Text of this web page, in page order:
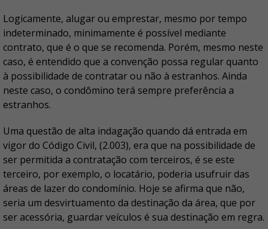
Logicamente, alugar ou emprestar, mesmo por tempo
indeterminado, minimamente é possível mediante
contrato, que é o que se recomenda. Porém, mesmo neste
caso, é entendido que a convenção possa regular quanto
à possibilidade de contratar ou não à estranhos. Ainda
neste caso, o condômino terá sempre preferência a
estranhos.
Uma questão de alta indagação quando dá entrada em
vigor do Código Civil, (2.003), era que na possibilidade de
ser permitida a contratação com terceiros, é se este
terceiro, por exemplo, o locatário, poderia usufruir das
áreas de lazer do condomínio. Hoje se afirma que não,
seria um desvirtuamento da destinação da área, que por
ser acessória, guardar veículos é sua destinação em regra.